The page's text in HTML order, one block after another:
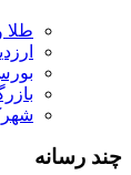
طلا
چند رسانه